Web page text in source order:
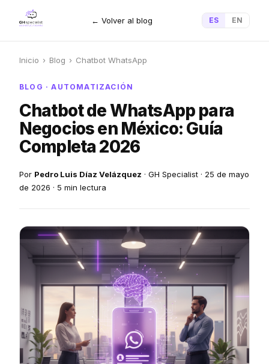
← Volver al blog ES EN
Inicio › Blog › Chatbot WhatsApp
BLOG · AUTOMATIZACIÓN
Chatbot de WhatsApp para
Negocios en México: Guía
Completa 2026
Por Pedro Luis Díaz Velázquez · GH Specialist · 25 de mayo
de 2026 · 5 min lectura